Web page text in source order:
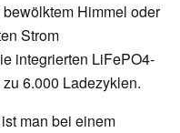
Himmel oder
Strom
integrierten LiFePO4-
6.000 Ladezyklen.
man bei einem